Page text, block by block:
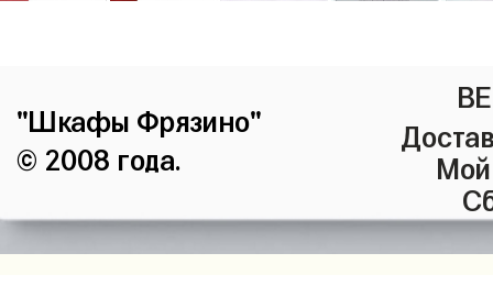
"Шкафы Фрязино"
© 2008 года.